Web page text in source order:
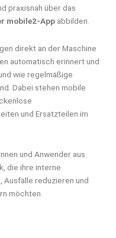
praxisnah über das
mobile2-App abbilden.
direkt an der Maschine
automatisch erinnert und
wie regelmäßige
Dabei stehen mobile
und Ersatzteilen im
und Anwender aus
die ihre interne
Ausfälle reduzieren und
möchten.